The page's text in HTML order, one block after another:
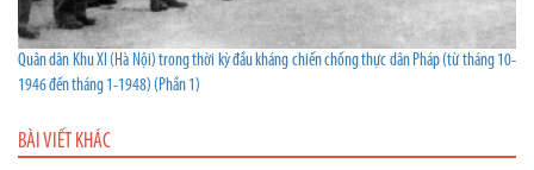
Quân dân Khu XI (Hà Nội) trong thời kỳ đầu kháng chiến chống thực dân Pháp (từ tháng 10-
1946 đến tháng 1-1948) (Phần 1)
BÀI VIẾT KHÁC